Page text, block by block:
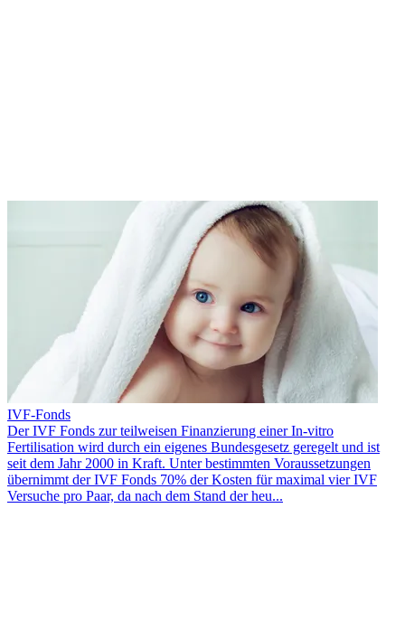
IVF-Fonds
Der IVF Fonds zur teilweisen Finanzierung einer In-vitro
Fertilisation wird durch ein eigenes Bundesgesetz geregelt und ist
seit dem Jahr 2000 in Kraft. Unter bestimmten Voraussetzungen
übernimmt der IVF Fonds 70% der Kosten für maximal vier IVF
Versuche pro Paar, da nach dem Stand der heu...